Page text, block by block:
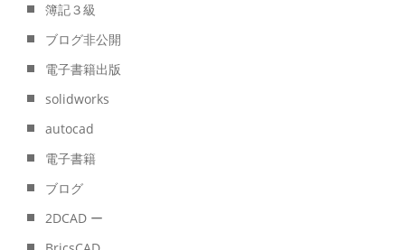
簿記３級
ブログ非公開
電子書籍出版
solidworks
autocad
電子書籍
ブログ
2DCAD ー